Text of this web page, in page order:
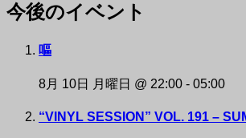
NAKAZAKI DEPOT
今後のイベント
嘔
8月 10日 月曜日 @ 22:00 - 05:00
“VINYL SESSION” VOL. 191 –